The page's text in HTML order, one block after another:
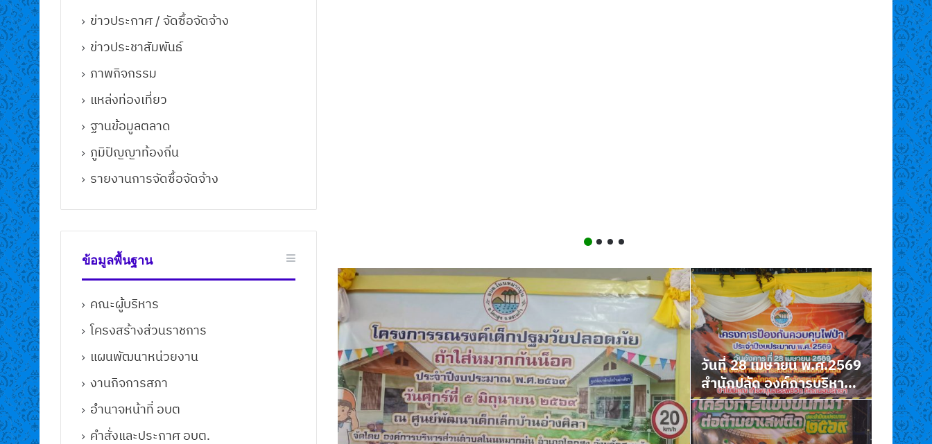
วันที่ 28 เมษายน พ.ศ.2569
สำนักปลัด องค์การบริหา
วันที่ 3 มิถุนายน พ.ศ.2569
องค์การบริหารส่วนตำบล
โน…
ข่าวประกาศ / จัดซื้อจัดจ้าง
ข่าวประชาสัมพันธ์
ภาพกิจกรรม
แหล่งท่องเที่ยว
ฐานข้อมูลตลาด
ภูมิปัญญาท้องถิ่น
รายงานการจัดซื้อจัดจ้าง
ข้อมูลพื้นฐาน
คณะผู้บริหาร
โครงสร้างส่วนราชการ
แผนพัฒนาหน่วยงาน
งานกิจการสภา
อำนาจหน้าที่ อบต
คำสั่งและประกาศ อบต.